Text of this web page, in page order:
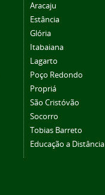
Aracaju
Estância
Glória
Itabaiana
Lagarto
Poço Redondo
Propriá
São Cristóvão
Socorro
Tobias Barreto
Educação a Distância